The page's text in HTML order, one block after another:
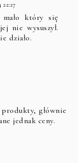
który się
nie wysuszył.
działo.
produkty, głównie
jednak ceny.